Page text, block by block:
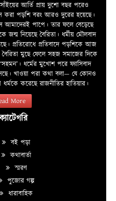
আর্তি প্রায় দুশো বছর পরেও
করা পড়শি বরং আরও দুরের হয়েছে।
আমাদেরই পাপে। তার ফলে বেড়েছে
জন্ম নিয়েছে বৈরিতা। ধর্মীয় মৌলবাদ
প্রতিরোধে প্রতিবাদে পড়শিকে আজ
মুছে ফেলে সহজ সমাজের দিকে
ধর্মের মুখোশ পরে ফ্যাসিবাদ
খাওয়া পরা কথা বলা—­­ যে কোনও
করেছে রাজনীতির হাতিয়ার।
More
বই পড়া
কথাবার্তা
স্মরণ
পুজোর গল্প
ধারাবাহিক